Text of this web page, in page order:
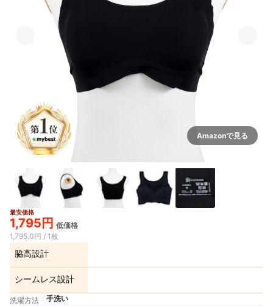
Amazonで見る
最安価格
1,795円 低価格
1,795.0円 / 1枚
脇高設計
シームレス設計
洗濯方法 手洗い